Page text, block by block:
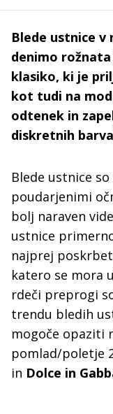
Blede ustnice
denimo
klasiko, ki je
kot tudi na
odtenek in
diskretnih
Blede ustnice
poudarjenimi
bolj naraven
ustnice
najprej
katero se mora
rdeči preprogi
trendu bledih
mogoče opaziti
pomlad/poletje
in Dolce in